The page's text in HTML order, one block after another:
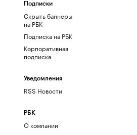
Подписки
Скрыть баннеры
на РБК
Подписка на РБК
Корпоративная
подписка
Уведомления
RSS Новости
РБК
О компании